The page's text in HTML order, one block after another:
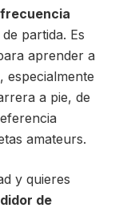
frecuencia
partida. Es
aprender a
especialmente
a pie, de
amateurs.
y quieres
de